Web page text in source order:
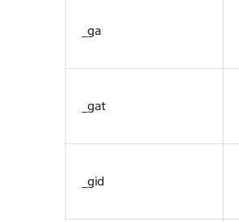
_ga
_gat
_gid